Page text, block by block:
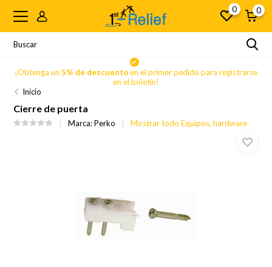
0 0
¡Obtenga un 5% de descuentoen el primer pedido para registrarse
en el boletín!
Inicio
Cierre de puerta
Marca:Perko Mostrar todo Equipos, hardware